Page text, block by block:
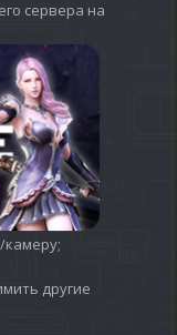
сервера на
камеру;
другие